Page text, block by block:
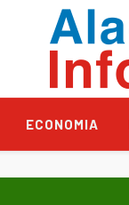
ECONOMIA